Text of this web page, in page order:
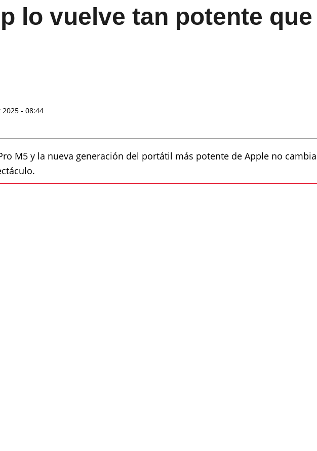
lo vuelve tan potente
2025 - 08:44
M5 y la nueva generación del portátil más potente de Apple no